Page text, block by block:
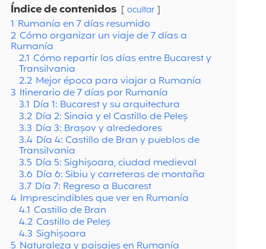
Índice de contenidos ocultar
1 Rumanía en 7 días resumido
2 Cómo organizar un viaje de 7 días a
Rumanía
2.1 Cómo repartir los días entre Bucarest y
Transilvania
2.2 Mejor época para viajar a Rumanía
3 Itinerario de 7 días por Rumanía
3.1 Día 1: Bucarest y su arquitectura
3.2 Día 2: Sinaia y el Castillo de Peleș
3.3 Día 3: Brașov y alrededores
3.4 Día 4: Castillo de Bran y pueblos de
Transilvania
3.5 Día 5: Sighișoara, ciudad medieval
3.6 Día 6: Sibiu y carreteras de montaña
3.7 Día 7: Regreso a Bucarest
4 Imprescindibles que ver en Rumanía
4.1 Castillo de Bran
4.2 Castillo de Peleș
4.3 Sighișoara
5 Naturaleza y paisajes en Rumanía